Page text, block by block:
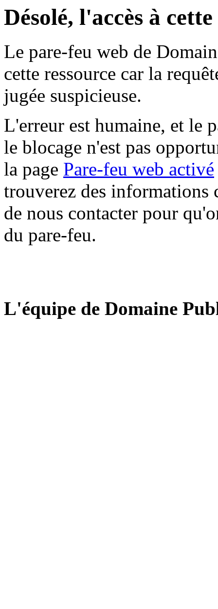
Désolé, l'accès à
Le pare-feu web de
cette ressource car la
jugée suspicieuse.
L'erreur est humaine, et le
le blocage n'est pas
la page Pare-feu web activé
trouverez des informations
de nous contacter pour
du pare-feu.
L'équipe de Domaine